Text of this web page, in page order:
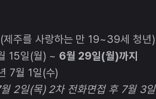
제주를 사랑하는 만 19~39세 청년)
15일(월) ~ 6월 29일(월)까지
7월 1일(수)
2일(목) 2차 전화면접 후 7월 3